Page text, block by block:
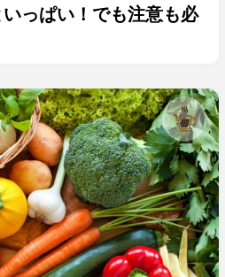
っぱい！でも注意も必